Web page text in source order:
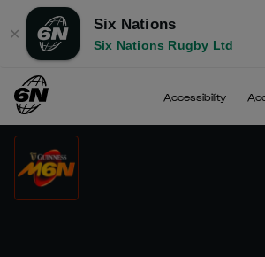
✕
Six Nations
Six Nations Rugby Ltd
Accessibility